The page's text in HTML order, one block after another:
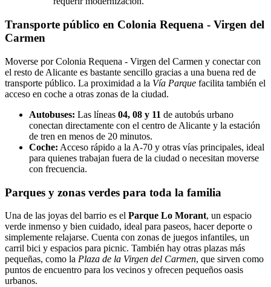
Transporte público en Colonia Requena - Virgen del
Carmen
Moverse por Colonia Requena - Virgen del Carmen y conectar con
el resto de Alicante es bastante sencillo gracias a una buena red de
transporte público. La proximidad a la Vía Parque facilita también el
acceso en coche a otras zonas de la ciudad.
Autobuses: Las líneas 04, 08 y 11 de autobús urbano
conectan directamente con el centro de Alicante y la estación
de tren en menos de 20 minutos.
Coche: Acceso rápido a la A-70 y otras vías principales, ideal
para quienes trabajan fuera de la ciudad o necesitan moverse
con frecuencia.
Parques y zonas verdes para toda la familia
Una de las joyas del barrio es el Parque Lo Morant, un espacio
verde inmenso y bien cuidado, ideal para paseos, hacer deporte o
simplemente relajarse. Cuenta con zonas de juegos infantiles, un
carril bici y espacios para picnic. También hay otras plazas más
pequeñas, como la Plaza de la Virgen del Carmen, que sirven como
puntos de encuentro para los vecinos y ofrecen pequeños oasis
urbanos.